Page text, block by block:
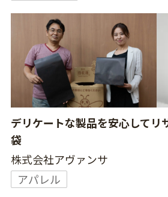
デリケートな製品を安心してリ
袋
株式会社アヴァンサ
アパレル